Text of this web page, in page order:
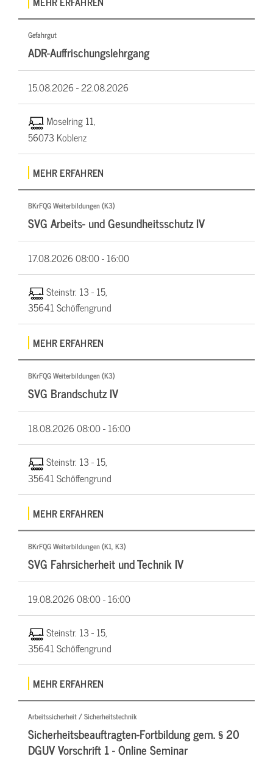
Gefahrgut
ADR-Auffrischungslehrgang
15.08.2026 -22.08.2026
Moselring 11,
56073 Koblenz
MEHR ERFAHREN
BKrFQG Weiterbildungen (K3)
SVG Arbeits- und Gesundheitsschutz IV
17.08.202608:00 - 16:00
Steinstr. 13 - 15,
35641 Schöffengrund
MEHR ERFAHREN
BKrFQG Weiterbildungen (K3)
SVG Brandschutz IV
18.08.202608:00 - 16:00
Steinstr. 13 - 15,
35641 Schöffengrund
MEHR ERFAHREN
BKrFQG Weiterbildungen (K1, K3)
SVG Fahrsicherheit und Technik IV
19.08.202608:00 - 16:00
Steinstr. 13 - 15,
35641 Schöffengrund
MEHR ERFAHREN
Arbeitssicherheit / Sicherheitstechnik
Sicherheitsbeauftragten-Fortbildung gem. § 20
DGUV Vorschrift 1 - Online Seminar